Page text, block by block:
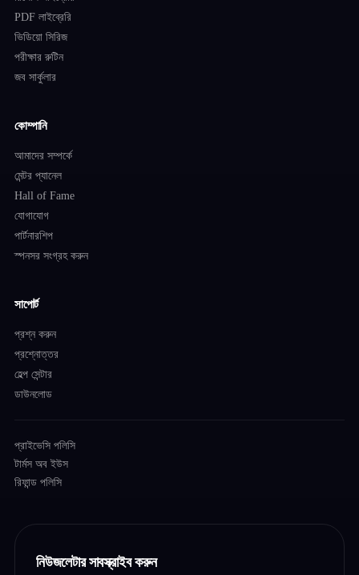
PDF লাইব্রেরি
ভিডিয়ো সিরিজ
পরীক্ষার রুটিন
জব সার্কুলার
কোম্পানি
আমাদের সম্পর্কে
মেন্টর প্যানেল
Hall of Fame
যোগাযোগ
পার্টনারশিপ
স্পনসর সংগ্রহ করুন
সাপোর্ট
প্রশ্ন করুন
প্রশ্নোত্তর
হেল্প সেন্টার
ডাউনলোড
প্রাইভেসি পলিসি
টার্মস অব ইউস
রিফান্ড পলিসি
নিউজলেটার সাবস্ক্রাইব করুন